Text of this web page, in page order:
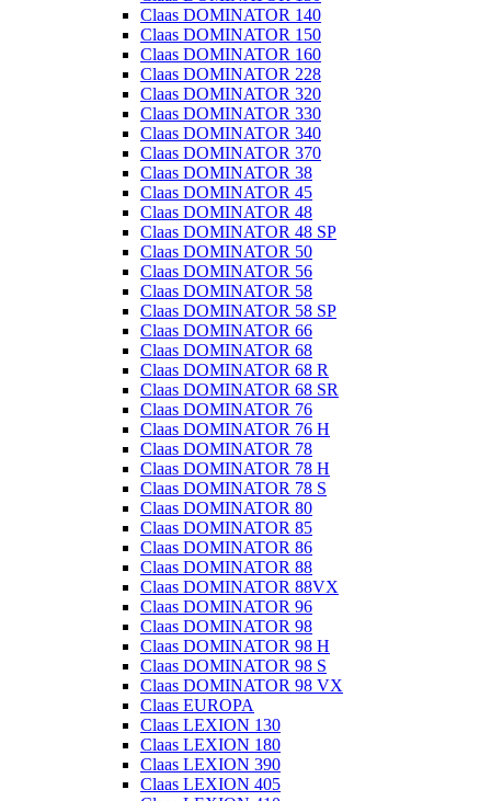
Claas DOMINATOR 140
Claas DOMINATOR 150
Claas DOMINATOR 160
Claas DOMINATOR 228
Claas DOMINATOR 320
Claas DOMINATOR 330
Claas DOMINATOR 340
Claas DOMINATOR 370
Claas DOMINATOR 38
Claas DOMINATOR 45
Claas DOMINATOR 48
Claas DOMINATOR 48 SP
Claas DOMINATOR 50
Claas DOMINATOR 56
Claas DOMINATOR 58
Claas DOMINATOR 58 SP
Claas DOMINATOR 66
Claas DOMINATOR 68
Claas DOMINATOR 68 R
Claas DOMINATOR 68 SR
Claas DOMINATOR 76
Claas DOMINATOR 76 H
Claas DOMINATOR 78
Claas DOMINATOR 78 H
Claas DOMINATOR 78 S
Claas DOMINATOR 80
Claas DOMINATOR 85
Claas DOMINATOR 86
Claas DOMINATOR 88
Claas DOMINATOR 88VX
Claas DOMINATOR 96
Claas DOMINATOR 98
Claas DOMINATOR 98 H
Claas DOMINATOR 98 S
Claas DOMINATOR 98 VX
Claas EUROPA
Claas LEXION 130
Claas LEXION 180
Claas LEXION 390
Claas LEXION 405